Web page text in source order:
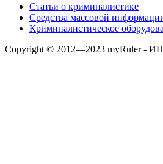
Статьи о криминалистике
Средства массовой
Криминалистическое
Copyright © 2012—2023 myRuler -